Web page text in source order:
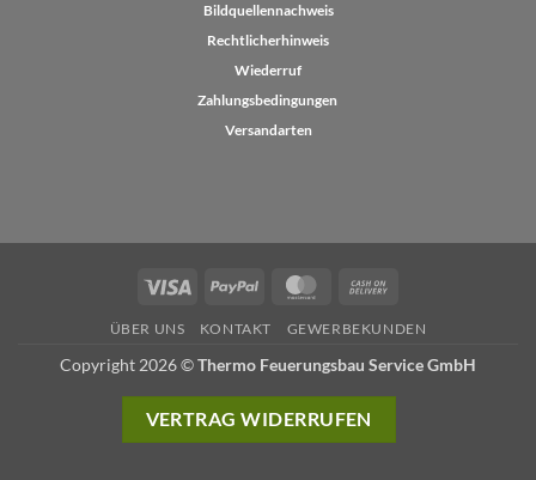
Bildquellennachweis
Rechtlicherhinweis
Wiederruf
Zahlungsbedingungen
Versandarten
Visa PayPal MasterCard
Delivery
ÜBER UNS KONTAKT GEWERBEKUNDEN
Copyright 2026 ©Thermo Feuerungsbau Service GmbH
VERTRAG WIDERRUFEN